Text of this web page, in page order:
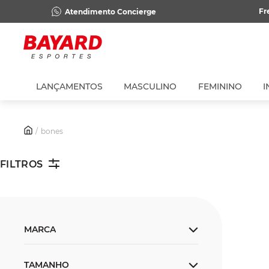
Atendimento Concierge
LANÇAMENTOS MASCULINO FEMININO
bones
FILTROS
MARCA
TAMANHO